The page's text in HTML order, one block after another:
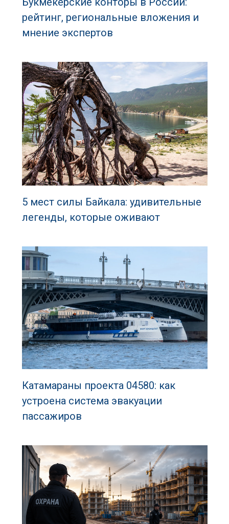
рейтинг, региональные вложения и
мнение экспертов
5 мест силы Байкала: удивительные
легенды, которые оживают
Катамараны проекта 04580: как
устроена система эвакуации
пассажиров